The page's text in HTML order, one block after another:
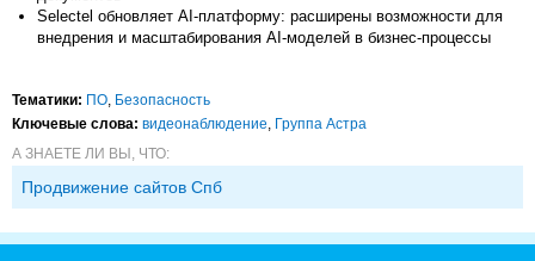
Selectel обновляет AI-платформу: расширены возможности для
внедрения и масштабирования AI-моделей в бизнес-процессы
Тематики: ПО, Безопасность
Ключевые слова: видеонаблюдение, Группа Астра
А ЗНАЕТЕ ЛИ ВЫ, ЧТО:
Продвижение сайтов Спб